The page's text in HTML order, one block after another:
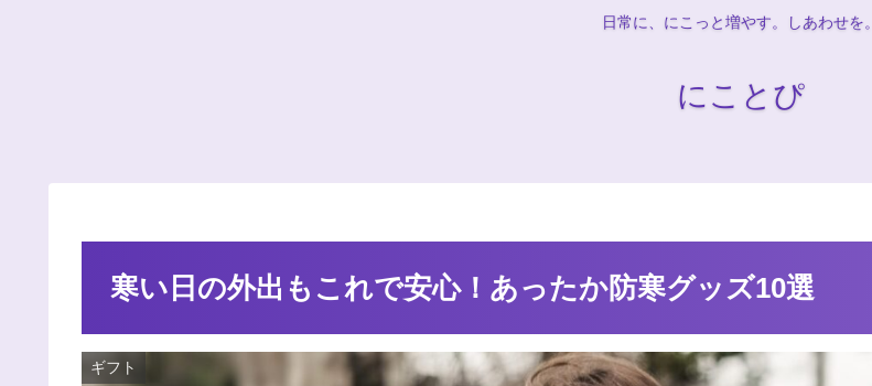
日常に、にこっと増やす。しあわせを。
にことぴ
寒い日の外出もこれで安心！あったか防寒グッズ10選
ギフト